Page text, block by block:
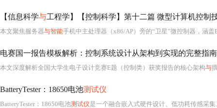
【信息科学与工程学】【控制科学】第十二篇 微型计算机控制
本文聚焦服务器与智能手机中主处理器（x86/AP）旁的“卫星”微控制器，涵盖BMC、Intel ME、VRM数字控制器、PMIC内Cortex-M0、触控MCU、Sensor Hub等。深入微架构层面，分析Mailbox/Doorbell通信机制、Always-on电源域、唤醒延迟、PMBus/
电赛国一报告模板解析：控制系统设计从架构到实现的完整指南
本文深度解析全国大学生电子设计竞赛E题（控制类）获奖报告的核心架构与撰
BatteryTester：18650电池测试仪
BatteryTester：18650电池测试仪是一个融合嵌入式硬件设计、低功耗传感采集、串行通信协议栈开发、Android移动应用开发及锂离